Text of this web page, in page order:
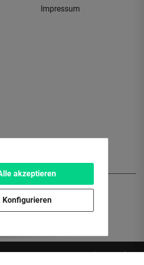
Impressum
Powered byJTL-Shop
akzeptieren
Konfigurieren